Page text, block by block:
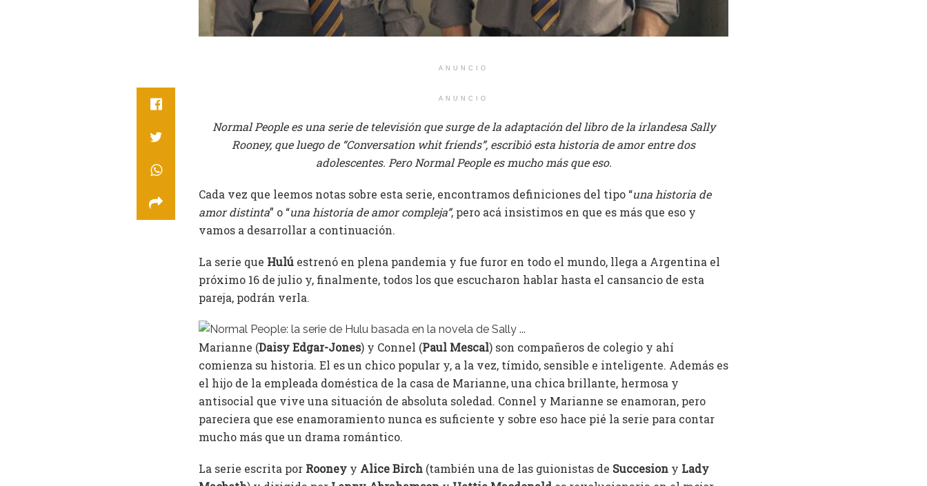
ANUNCIO
ANUNCIO
Normal People es una serie de televisión que surge de la adaptación del libro de la irlandesa Sally
Rooney, que luego de “Conversation whit friends”, escribió esta historia de amor entre dos
adolescentes. Pero Normal People es mucho más que eso.
Cada vez que leemos notas sobre esta serie, encontramos definiciones del tipo “una historia de
amor distinta” o “una historia de amor compleja”, pero acá insistimos en que es más que eso y
vamos a desarrollar a continuación.
La serie que Hulú estrenó en plena pandemia y fue furor en todo el mundo, llega a Argentina el
próximo 16 de julio y, finalmente, todos los que escucharon hablar hasta el cansancio de esta
pareja, podrán verla.
Marianne (Daisy Edgar-Jones) y Connel (Paul Mescal) son compañeros de colegio y ahí
comienza su historia. El es un chico popular y, a la vez, tímido, sensible e inteligente. Además es
el hijo de la empleada doméstica de la casa de Marianne, una chica brillante, hermosa y
antisocial que vive una situación de absoluta soledad. Connel y Marianne se enamoran, pero
pareciera que ese enamoramiento nunca es suficiente y sobre eso hace pié la serie para contar
mucho más que un drama romántico.
La serie escrita por Rooney y Alice Birch (también una de las guionistas de Succesion y Lady